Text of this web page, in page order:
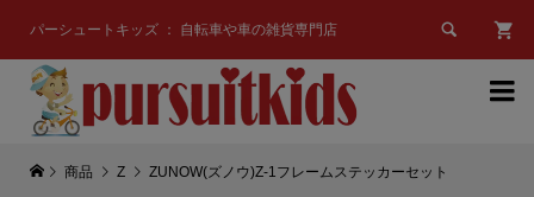
パーシュートキッズ ： 自転車や車の雑貨専門店 

商品 Z ZUNOW(ズノウ)Z-1フレームステッカーセット